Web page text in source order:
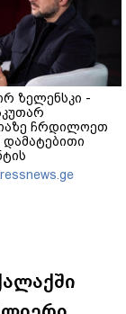
ზელენსკი -
ჩრდილოეთ
ემზადება -
ყველა უნდა